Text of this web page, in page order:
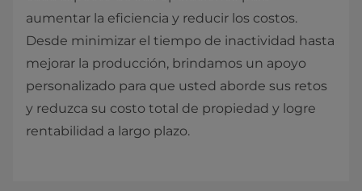
aumentar la eficiencia y reducir los costos.
Desde minimizar el tiempo de inactividad hasta
mejorar la producción, brindamos un apoyo
personalizado para que usted aborde sus retos
y reduzca su costo total de propiedad y logre
rentabilidad a largo plazo.